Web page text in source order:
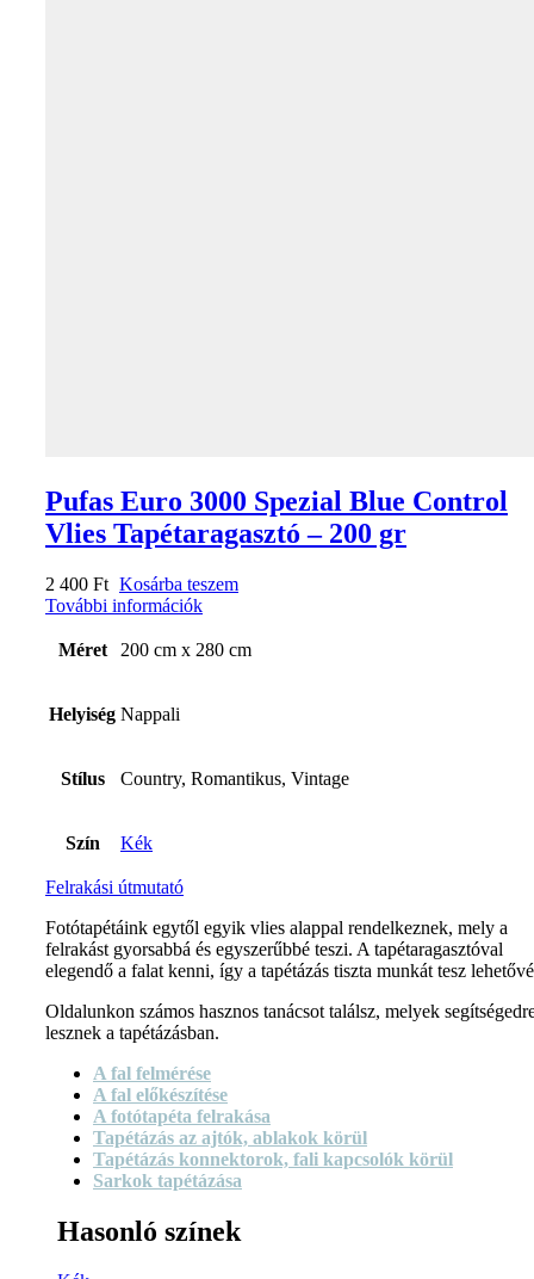
Pufas Euro 3000 Spezial Blue Control
Vlies Tapétaragasztó – 200 gr
2 400 Ft Kosárba teszem
További információk
Méret 200 cm x 280 cm
Helyiség Nappali
Stílus Country, Romantikus, Vintage
Szín Kék
Felrakási útmutató
Fotótapétáink egytől egyik vlies alappal rendelkeznek, mely a
felrakást gyorsabbá és egyszerűbbé teszi. A tapétaragasztóval
elegendő a falat kenni, így a tapétázás tiszta munkát tesz
Oldalunkon számos hasznos tanácsot találsz, melyek
lesznek a tapétázásban.
A fal felmérése
A fal előkészítése
A fotótapéta felrakása
Tapétázás az ajtók, ablakok körül
Tapétázás konnektorok, fali kapcsolók körül
Sarkok tapétázása
Hasonló színek